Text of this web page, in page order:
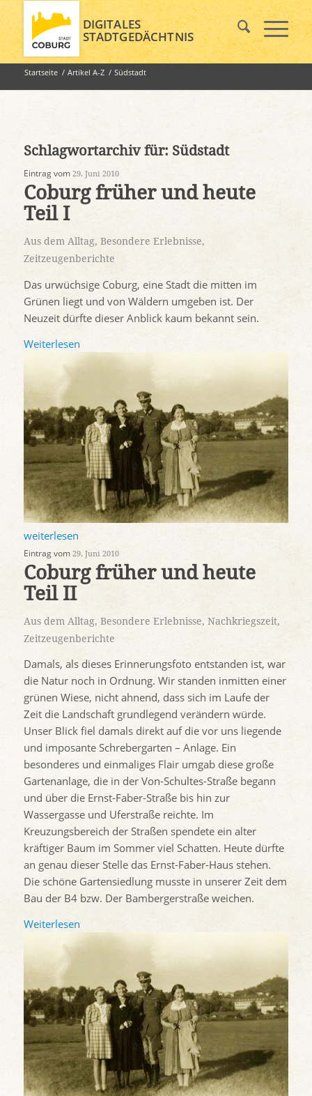
DIGITALES
STADTGEDÄCHTNIS
Startseite / Artikel A-Z / Südstadt
Schlagwortarchiv für: Südstadt
Eintrag vom 29. Juni 2010
Coburg früher und heute
Teil I
Aus dem Alltag, Besondere Erlebnisse,
Zeitzeugenberichte
Das urwüchsige Coburg, eine Stadt die mitten im
Grünen liegt und von Wäldern umgeben ist. Der
Neuzeit dürfte dieser Anblick kaum bekannt sein.
Weiterlesen
weiterlesen
Eintrag vom 29. Juni 2010
Coburg früher und heute
Teil II
Aus dem Alltag, Besondere Erlebnisse, Nachkriegszeit,
Zeitzeugenberichte
Damals, als dieses Erinnerungsfoto entstanden ist, war
die Natur noch in Ordnung. Wir standen inmitten einer
grünen Wiese, nicht ahnend, dass sich im Laufe der
Zeit die Landschaft grundlegend verändern würde.
Unser Blick fiel damals direkt auf die vor uns liegende
und imposante Schrebergarten – Anlage. Ein
besonderes und einmaliges Flair umgab diese große
Gartenanlage, die in der Von-Schultes-Straße begann
und über die Ernst-Faber-Straße bis hin zur
Wassergasse und Uferstraße reichte. Im
Kreuzungsbereich der Straßen spendete ein alter
kräftiger Baum im Sommer viel Schatten. Heute dürfte
an genau dieser Stelle das Ernst-Faber-Haus stehen.
Die schöne Gartensiedlung musste in unserer Zeit dem
Bau der B4 bzw. Der Bambergerstraße weichen.
Weiterlesen